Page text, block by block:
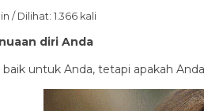
/ Dilihat: 1.366 kali
diri Anda
untuk Anda, tetapi apakah